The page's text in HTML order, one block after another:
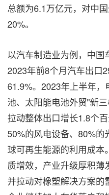
总额为6.1万亿元，对中
20%。
以汽车制造业为例，中国
2023年前8个月汽车出口
61.9%。2023年上半年
池、太阳能电池外贸"新
拉动整体出口增长1.8个
50%的风电设备、80%
球可再生能源的利用成本
质增效，产业升级厚积薄
并拉动对橡塑解决方案